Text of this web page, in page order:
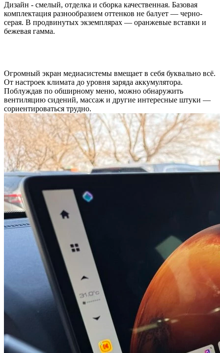
Дизайн - смелый, отделка и сборка качественная. Базовая
комплектация разнообразием оттенков не балует — черно-
серая. В продвинутых экземплярах — оранжевые вставки и
бежевая гамма.
Огромный экран медиасистемы вмещает в себя буквально всё.
От настроек климата до уровня заряда аккумулятора.
Поблуждав по обширному меню, можно обнаружить
вентиляцию сидений, массаж и другие интересные штуки —
сориентироваться трудно.